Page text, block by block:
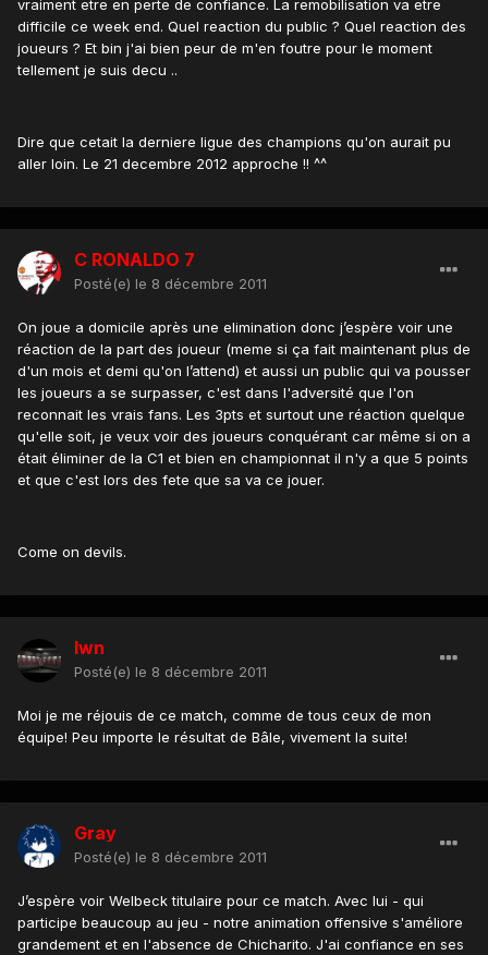
vraiment etre en perte de confiance. La remobilisation va etre
difficile ce week end. Quel reaction du public ? Quel reaction des
joueurs ? Et bin j'ai bien peur de m'en foutre pour le moment
tellement je suis decu ..
Dire que cetait la derniere ligue des champions qu'on aurait pu
aller loin. Le 21 decembre 2012 approche !! ^^
C RONALDO 7
Posté(e) le 8 décembre 2011
On joue a domicile après une elimination donc j’espère voir une
réaction de la part des joueur (meme si ça fait maintenant plus de
d'un mois et demi qu'on l’attend) et aussi un public qui va pousser
les joueurs a se surpasser, c'est dans l'adversité que l'on
reconnait les vrais fans. Les 3pts et surtout une réaction quelque
qu'elle soit, je veux voir des joueurs conquérant car même si on a
était éliminer de la C1 et bien en championnat il n'y a que 5 points
et que c'est lors des fete que sa va ce jouer.
Come on devils.
lwn
Posté(e) le 8 décembre 2011
Moi je me réjouis de ce match, comme de tous ceux de mon
équipe! Peu importe le résultat de Bâle, vivement la suite!
Gray
Posté(e) le 8 décembre 2011
J’espère voir Welbeck titulaire pour ce match. Avec lui - qui
participe beaucoup au jeu - notre animation offensive s'améliore
grandement et en l'absence de Chicharito. J'ai confiance en ses